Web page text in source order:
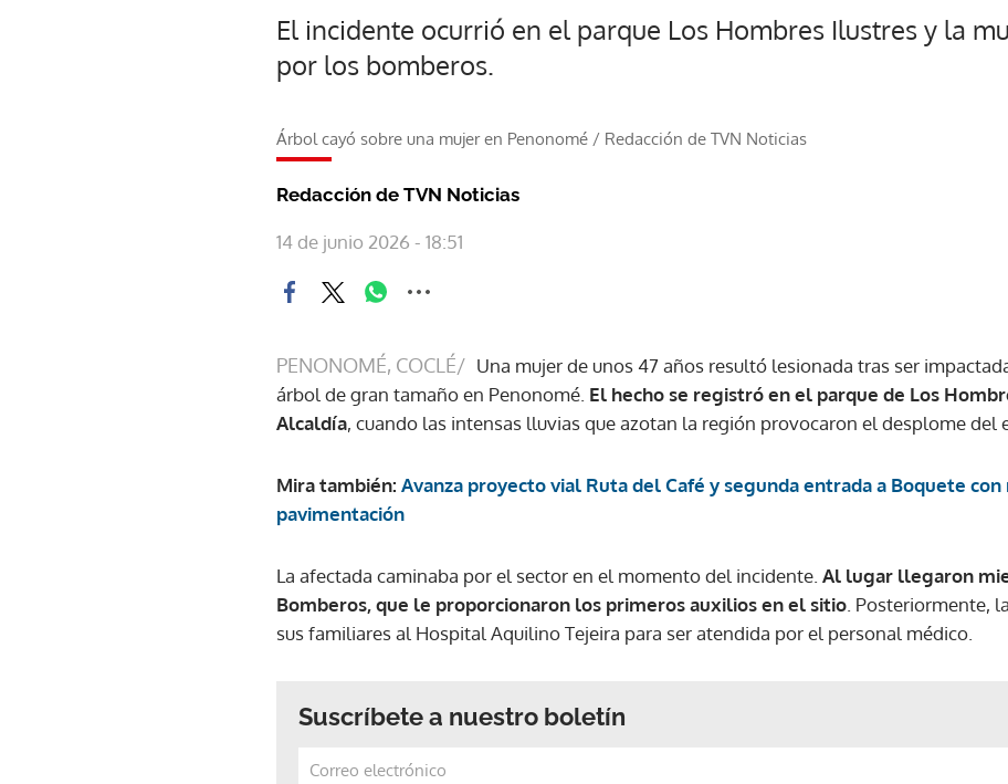
El incidente ocurrió en el parque Los Hombres Ilustres y la
por los bomberos.
Árbol cayó sobre una mujer en Penonomé / Redacción de TVN Noticias
Redacción de TVN Noticias
14 de junio 2026 - 18:51
PENONOMÉ, COCLÉ/ Una mujer de unos 47 años resultó lesionada tras ser
árbol de gran tamaño en Penonomé. El hecho se registró en el parque de Los
Alcaldía, cuando las intensas lluvias que azotan la región provocaron el desplome del
Mira también: Avanza proyecto vial Ruta del Café y segunda entrada a Boquete con
pavimentación
La afectada caminaba por el sector en el momento del incidente. Al lugar llegaron
Bomberos, que le proporcionaron los primeros auxilios en el sitio . Posteriormente,
sus familiares al Hospital Aquilino Tejeira para ser atendida por el personal médico.
Suscríbete a nuestro boletín